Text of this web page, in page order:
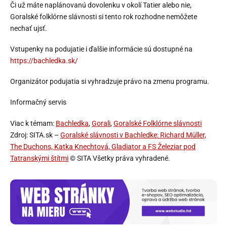
Či už máte naplánovanú dovolenku v okolí Tatier alebo nie,
Goralské folklórne slávnosti si tento rok rozhodne nemôžete
nechať ujsť.
Vstupenky na podujatie i ďalšie informácie sú dostupné na
https://bachledka.sk/
Organizátor podujatia si vyhradzuje právo na zmenu programu.
Informačný servis
Viac k témam: Bachledka,Gorali,Goralské Folklórne slávnosti
Zdroj: SITA.sk – Goralské slávnosti v Bachledke: Richard Müller,
The Duchons, Katka Knechtová, Gladiator a FS Železiar pod
Tatranskými štítmi© SITA Všetky práva vyhradené.